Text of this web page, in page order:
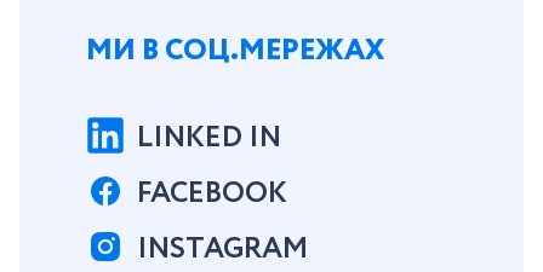
МИ В СОЦ.МЕРЕЖАХ
LINKED IN
FACEBOOK
INSTAGRAM